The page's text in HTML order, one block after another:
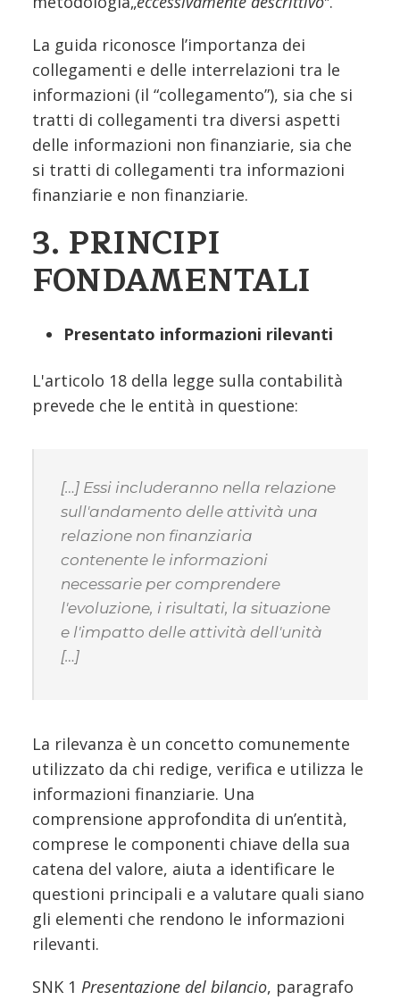
La guida riconosce l’importanza dei
collegamenti e delle interrelazioni tra le
informazioni (il “collegamento”), sia che si
tratti di collegamenti tra diversi aspetti
delle informazioni non finanziarie, sia che
si tratti di collegamenti tra informazioni
finanziarie e non finanziarie.
3. PRINCIPI
FONDAMENTALI
Presentato informazioni rilevanti
L'articolo 18 della legge sulla contabilità
prevede che le entità in questione:
[…] Essi includeranno nella relazione
sull'andamento delle attività una
relazione non finanziaria
contenente le informazioni
necessarie per comprendere
l'evoluzione, i risultati, la situazione
e l'impatto delle attività dell'unità
[…]
La rilevanza è un concetto comunemente
utilizzato da chi redige, verifica e utilizza le
informazioni finanziarie. Una
comprensione approfondita di un’entità,
comprese le componenti chiave della sua
catena del valore, aiuta a identificare le
questioni principali e a valutare quali siano
gli elementi che rendono le informazioni
rilevanti.
SNK 1 Presentazione del bilancio, paragrafo